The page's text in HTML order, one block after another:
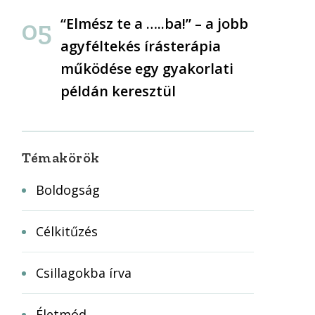
“Elmész te a …..ba!” – a jobb
agyféltekés írásterápia
működése egy gyakorlati
példán keresztül
Témakörök
Boldogság
Célkitűzés
Csillagokba írva